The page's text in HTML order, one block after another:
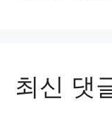
최신 댓